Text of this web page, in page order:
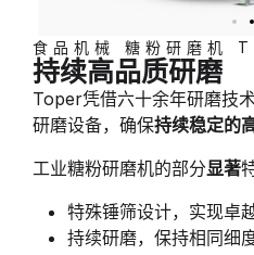
食品机械 糖粉研磨机
持续高品质研磨
Toper凭借六十余年研磨技
研磨设备，确保持续稳定的
工业糖粉研磨机的部分显著
特殊锤筛设计，实现卓
持续研磨，保持相同细